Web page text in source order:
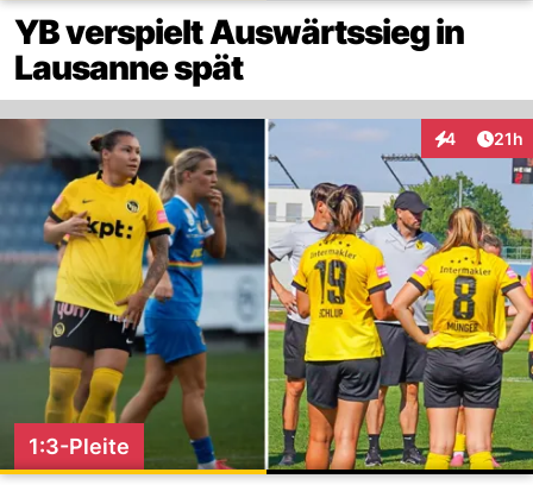
YB verspielt Auswärtssieg in
Lausanne spät
4
Interaktionen
21h
1:3-Pleite